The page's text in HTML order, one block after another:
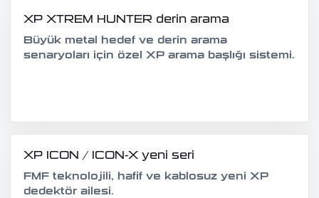
XP XTREM HUNTER derin arama
Büyük metal hedef ve derin arama
senaryoları için özel XP arama başlığı sistemi.
XP ICON / ICON-X yeni seri
FMF teknolojili, hafif ve kablosuz yeni XP
dedektör ailesi.